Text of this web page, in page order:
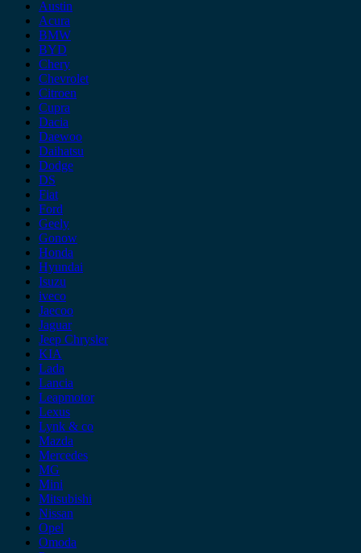
Austin
Acura
BMW
BYD
Chery
Chevrolet
Citroen
Cupra
Dacia
Daewoo
Daihatsu
Dodge
DS
Fiat
Ford
Geely
Gonow
Honda
Hyundai
Isuzu
iveco
Jaecoo
Jaguar
Jeep Chrysler
KIA
Lada
Lancia
Leapmotor
Lexus
Lynk & co
Mazda
Mercedes
MG
Mini
Mitsubishi
Nissan
Opel
Omoda